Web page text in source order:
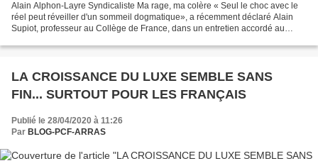
Alain Alphon-Layre Syndicaliste Ma rage, ma colère « Seul le choc avec le
réel peut réveiller d'un sommeil dogmatique», a récemment déclaré Alain
Supiot, professeur au Collège de France, dans un entretien accordé au
LA CROISSANCE DU LUXE SEMBLE SANS
FIN... SURTOUT POUR LES FRANÇAIS
Publié le 28/04/2020 à 11:26
Par BLOG-PCF-ARRAS